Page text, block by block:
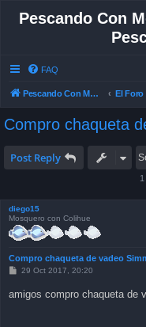
Pescando Con
FAQ
Pescando Con Mosca
Compro chaqueta
Post Reply
diego15
Mosquero con Colihue
Compro chaqueta de vadeo
P
t
29 Oct 2017, 20:20
amigos compro chaqueta de